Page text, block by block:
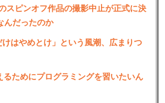
スピンオフ作品の撮影中止が正式に決
んだったのか
けはやめとけ」という風潮、広まりつ
るためにプログラミングを習いたいん